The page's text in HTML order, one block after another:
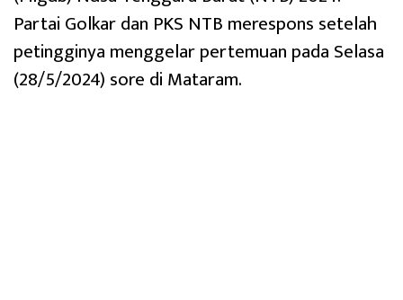
Partai Golkar dan PKS NTB merespons setelah
petingginya menggelar pertemuan pada Selasa
(28/5/2024) sore di Mataram.